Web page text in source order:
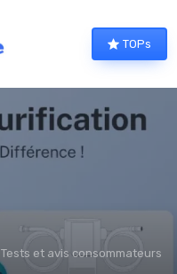
TOPs
Tests et avis consommateurs